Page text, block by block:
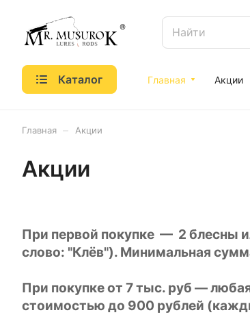
Каталог Главная Акции
Главная Акции
Акции
При первой покупке — 2 блесны
слово: "Клёв"). Минимальная
При покупке от 7 тыс. руб —
стоимостью до 900 рублей